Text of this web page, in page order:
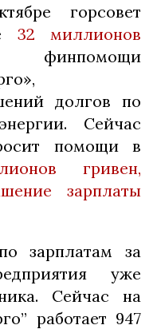
горсовет
32 миллионов
долгов по
Сейчас
помощи в
гривен,
зарплаты
зарплатам за
уже
Сейчас на
работает 947